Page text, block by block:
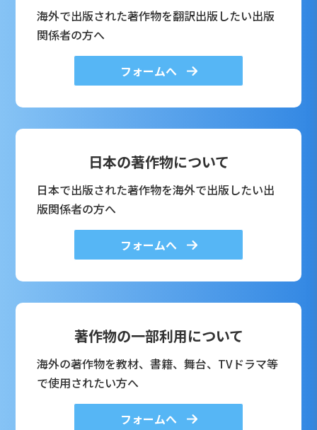
海外で出版された著作物を翻訳出版したい出版
関係者の方へ
フォームへ
日本の著作物について
日本で出版された著作物を海外で出版したい出
版関係者の方へ
フォームへ
著作物の一部利用について
海外の著作物を教材、書籍、舞台、TVドラマ等
で使用されたい方へ
フォームへ